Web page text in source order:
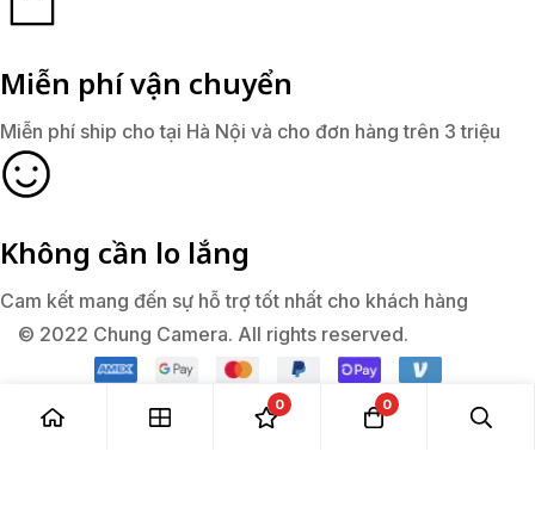
Miễn phí vận chuyển
Miễn phí ship cho tại Hà Nội và cho đơn hàng trên 3 triệu
Không cần lo lắng
Cam kết mang đến sự hỗ trợ tốt nhất cho khách hàng
© 2022 Chung Camera. All rights reserved.
0 0